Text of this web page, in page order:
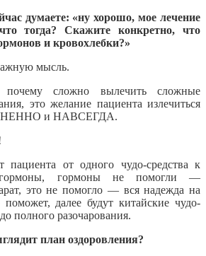
думаете: «ну хорошо, мое лечение
тогда? Скажите конкретно, что
и кровохлебки?»
мысль.
сложно вылечить сложные
это желание пациента излечиться
и НАВСЕГДА.
пациента от одного чудо-средства к
гормоны, гормоны не помогли —
это не помогло — вся надежда на
далее будут китайские чудо-
полного разочарования.
план оздоровления?